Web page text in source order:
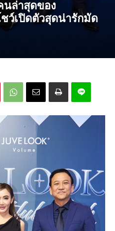
นล่าสุดของ
ชว์เปิดตัวสุดน่ารักมัด